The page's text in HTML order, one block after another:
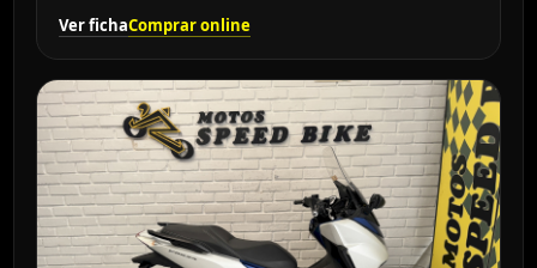
Ver fichaComprar online